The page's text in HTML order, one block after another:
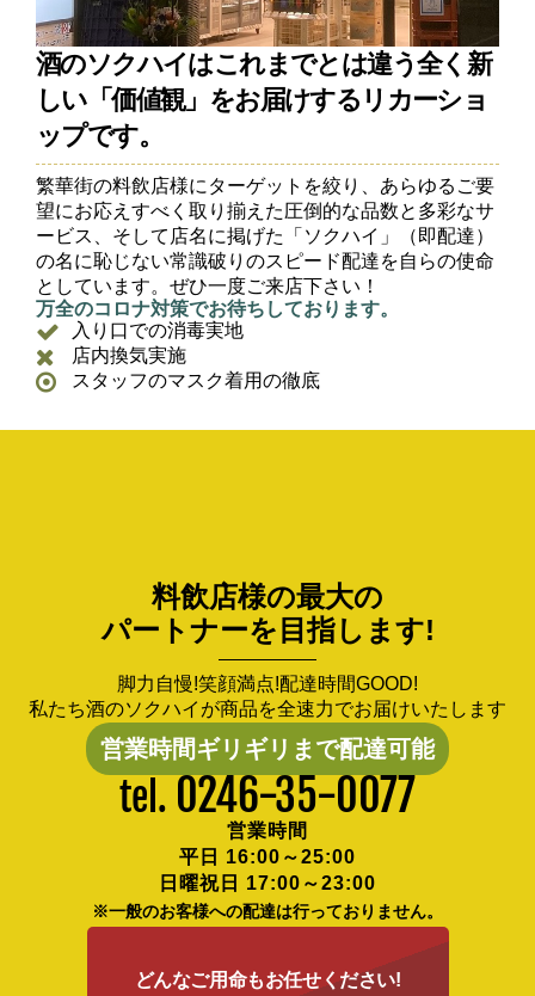
酒のソクハイはこれまでとは違う全く新
しい「価値観」をお届けするリカーショ
ップです。
繁華街の料飲店様にターゲットを絞り、あらゆるご要
望にお応えすべく取り揃えた圧倒的な品数と多彩なサ
ービス、そして店名に掲げた「ソクハイ」（即配達）
の名に恥じない常識破りのスピード配達を自らの使命
としています。ぜひ一度ご来店下さい！
万全のコロナ対策でお待ちしております。
入り口での消毒実地
店内換気実施
スタッフのマスク着用の徹底
料飲店様の最大の
パートナーを目指します!
脚力自慢!笑顔満点!配達時間GOOD!
私たち酒のソクハイが商品を全速力でお届けいたします
営業時間ギリギリまで配達可能
tel. 0246-35-0077
営業時間
平日 16:00～25:00
日曜祝日 17:00～23:00
※一般のお客様への配達は行っておりません。
どんなご用命もお任せください!